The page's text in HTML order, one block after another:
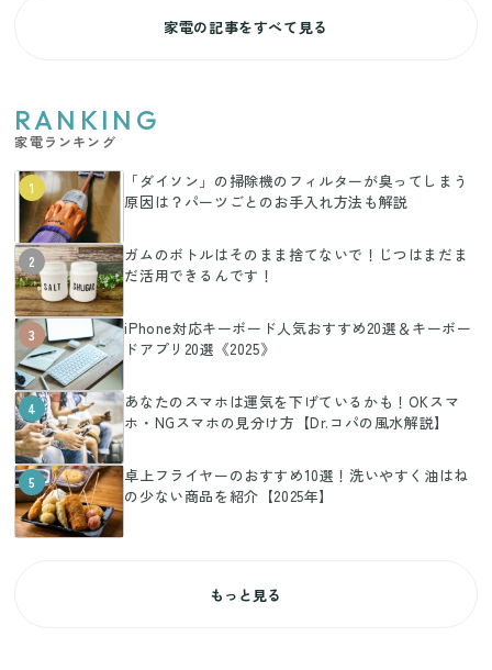
家電の記事をすべて見る
RANKING
家電ランキング
1
「ダイソン」の掃除機のフィルターが臭ってしまう
原因は？パーツごとのお手入れ方法も解説
2
ガムのボトルはそのまま捨てないで！じつはまだま
だ活用できるんです！
3
iPhone対応キーボード人気おすすめ20選＆キーボー
ドアプリ20選《2025》
4
あなたのスマホは運気を下げているかも！OKスマ
ホ・NGスマホの見分け方【Dr.コパの風水解説】
5
卓上フライヤーのおすすめ10選！洗いやすく油はね
の少ない商品を紹介【2025年】
もっと見る